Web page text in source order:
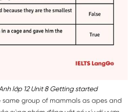
lớp 12 Unit 8 Getting started
group of mammals as apes and